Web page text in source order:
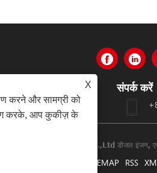
संपर्क करें
जिला, गुआंगज़ौ
Swafly Machinery Co.,Ltd डीजल इंजन,
SITEMAP RSS
X
करने और सामग्री को
करके, आप कुकीज़ के